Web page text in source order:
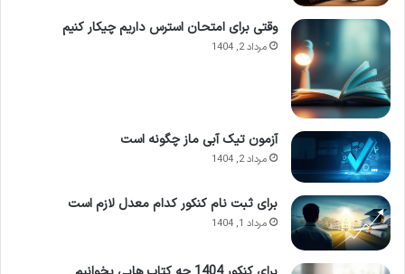
آشنایی با انواع معدل مؤثر در فرآیند
پذیرش دانشگاهی
برای پاسخ به این پرسش اساسی که «برای انتخاب رشته کدام معدل را
وارد کنیم؟»، ابتدا لازم است با تعاریف دقیق انواع معدل هایی که در
فرآیند پذیرش دانشگاهی نقش دارند، آشنا شویم. هر یک از این
معدل ها کاربرد خاص خود را داشته و در مراحل متفاوتی از ثبت
نام و انتخاب رشته توسط سازمان سنجش مورد ارزیابی قرار می
گیرند. درک تفاوت های این مفاهیم برای جلوگیری از هرگونه اشتباه
وقتی برای امتحان استرس داریم چیکار کنیم
مرداد 2, 1404
آزمون تیک آبی ماز چگونه است
مرداد 2, 1404
برای ثبت نام کنکور کدام معدل لازم است
مرداد 1, 1404